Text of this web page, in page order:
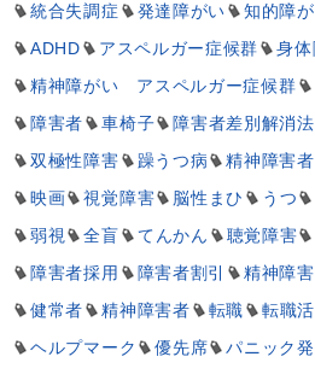
統合失調症
発達障がい 知的障
ADHD
アスペルガー症候群
身体
精神障がい アスペルガー症候群
障害者
車椅子 障害者差別解消法
双極性障害
躁うつ病 精神障害
映画
視覚障害 脳性まひ うつ
弱視
全盲 てんかん 聴覚障害
障害者採用
障害者割引 精神障害
健常者
精神障害者 転職 転職
ヘルプマーク
優先席 パニック